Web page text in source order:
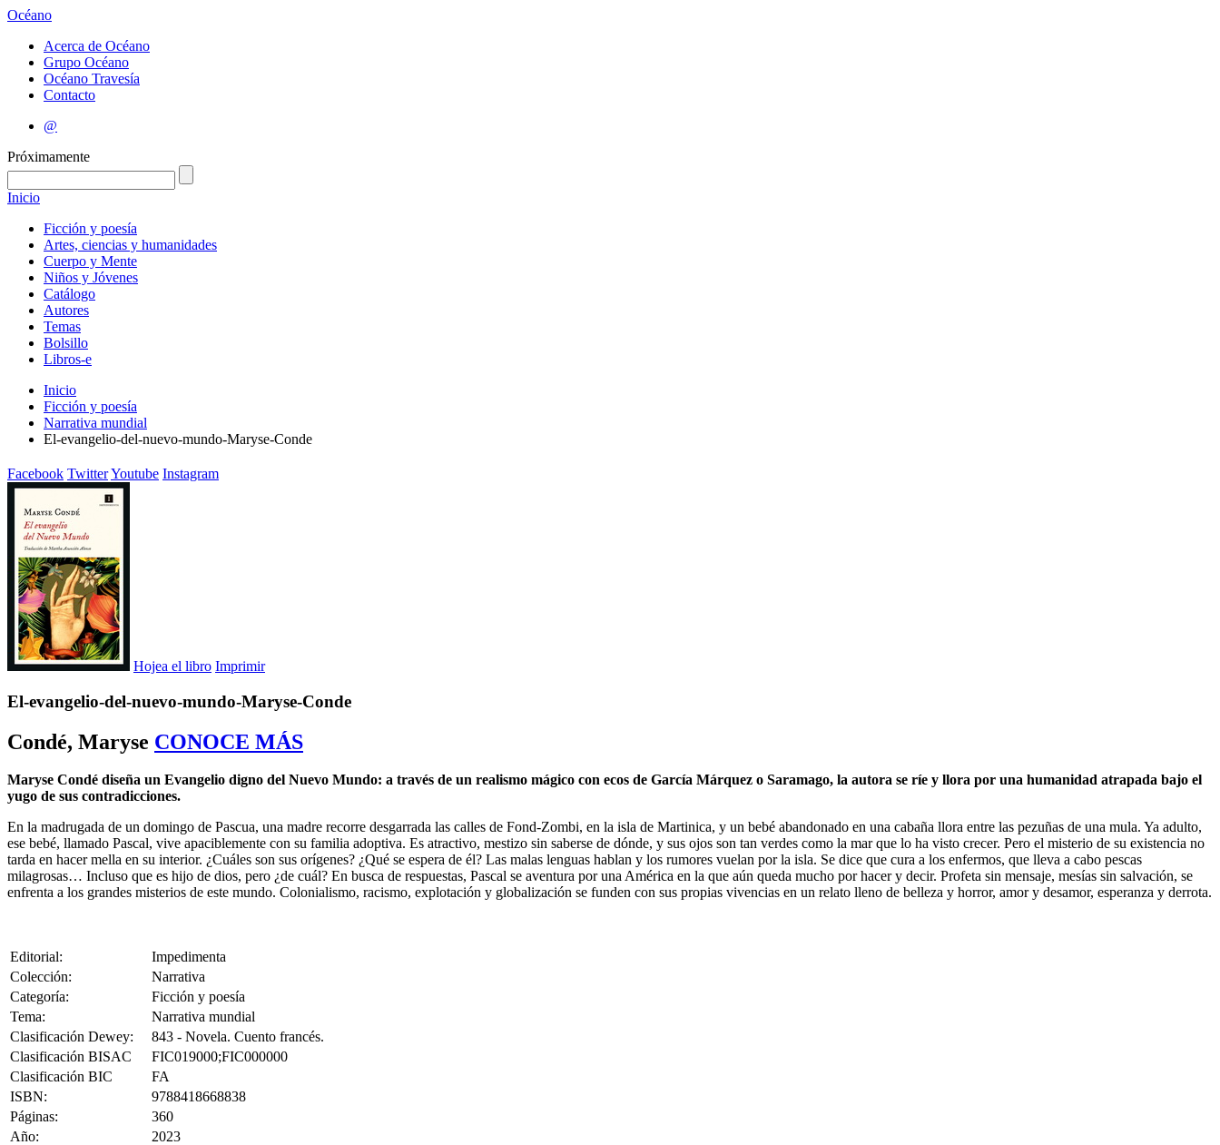
Océano
Acerca de Océano
Grupo Océano
Océano Travesía
Contacto
@
Próximamente
Inicio
Ficción y poesía
Artes, ciencias y humanidades
Cuerpo y Mente
Niños y Jóvenes
Catálogo
Autores
Temas
Bolsillo
Libros-e
Inicio
Ficción y poesía
Narrativa mundial
El-evangelio-del-nuevo-mundo-Maryse-Conde
Facebook TwitterYoutube Instagram
Hojea el libro Imprimir
El-evangelio-del-nuevo-mundo-Maryse-Conde
Condé, Maryse CONOCE MÁS
Maryse Condé diseña un Evangelio digno del Nuevo Mundo: a través de un realismo mágico con ecos de García Márquez o Saramago, la autora se ríe y llora por una humanidad atrapada bajo el
yugo de sus contradicciones.
En la madrugada de un domingo de Pascua, una madre recorre desgarrada las calles de Fond-Zombi, en la isla de Martinica, y un bebé abandonado en una cabaña llora entre las pezuñas de una mula. Ya adulto,
ese bebé, llamado Pascal, vive apaciblemente con su familia adoptiva. Es atractivo, mestizo sin saberse de dónde, y sus ojos son tan verdes como la mar que lo ha visto crecer. Pero el misterio de su existencia no
tarda en hacer mella en su interior. ¿Cuáles son sus orígenes? ¿Qué se espera de él? Las malas lenguas hablan y los rumores vuelan por la isla. Se dice que cura a los enfermos, que lleva a cabo pescas
milagrosas… Incluso que es hijo de dios, pero ¿de cuál? En busca de respuestas, Pascal se aventura por una América en la que aún queda mucho por hacer y decir. Profeta sin mensaje, mesías sin salvación, se
enfrenta a los grandes misterios de este mundo. Colonialismo, racismo, explotación y globalización se funden con sus propias vivencias en un relato lleno de belleza y horror, amor y desamor, esperanza y derrota.
Editorial:
Impedimenta
Colección:
Narrativa
Categoría:
Ficción y poesía
Tema:
Narrativa mundial
Clasificación Dewey:
843 - Novela. Cuento francés.
Clasificación BISAC
FIC019000;FIC000000
Clasificación BIC
FA
ISBN:
9788418668838
Páginas:
360
Año:
2023